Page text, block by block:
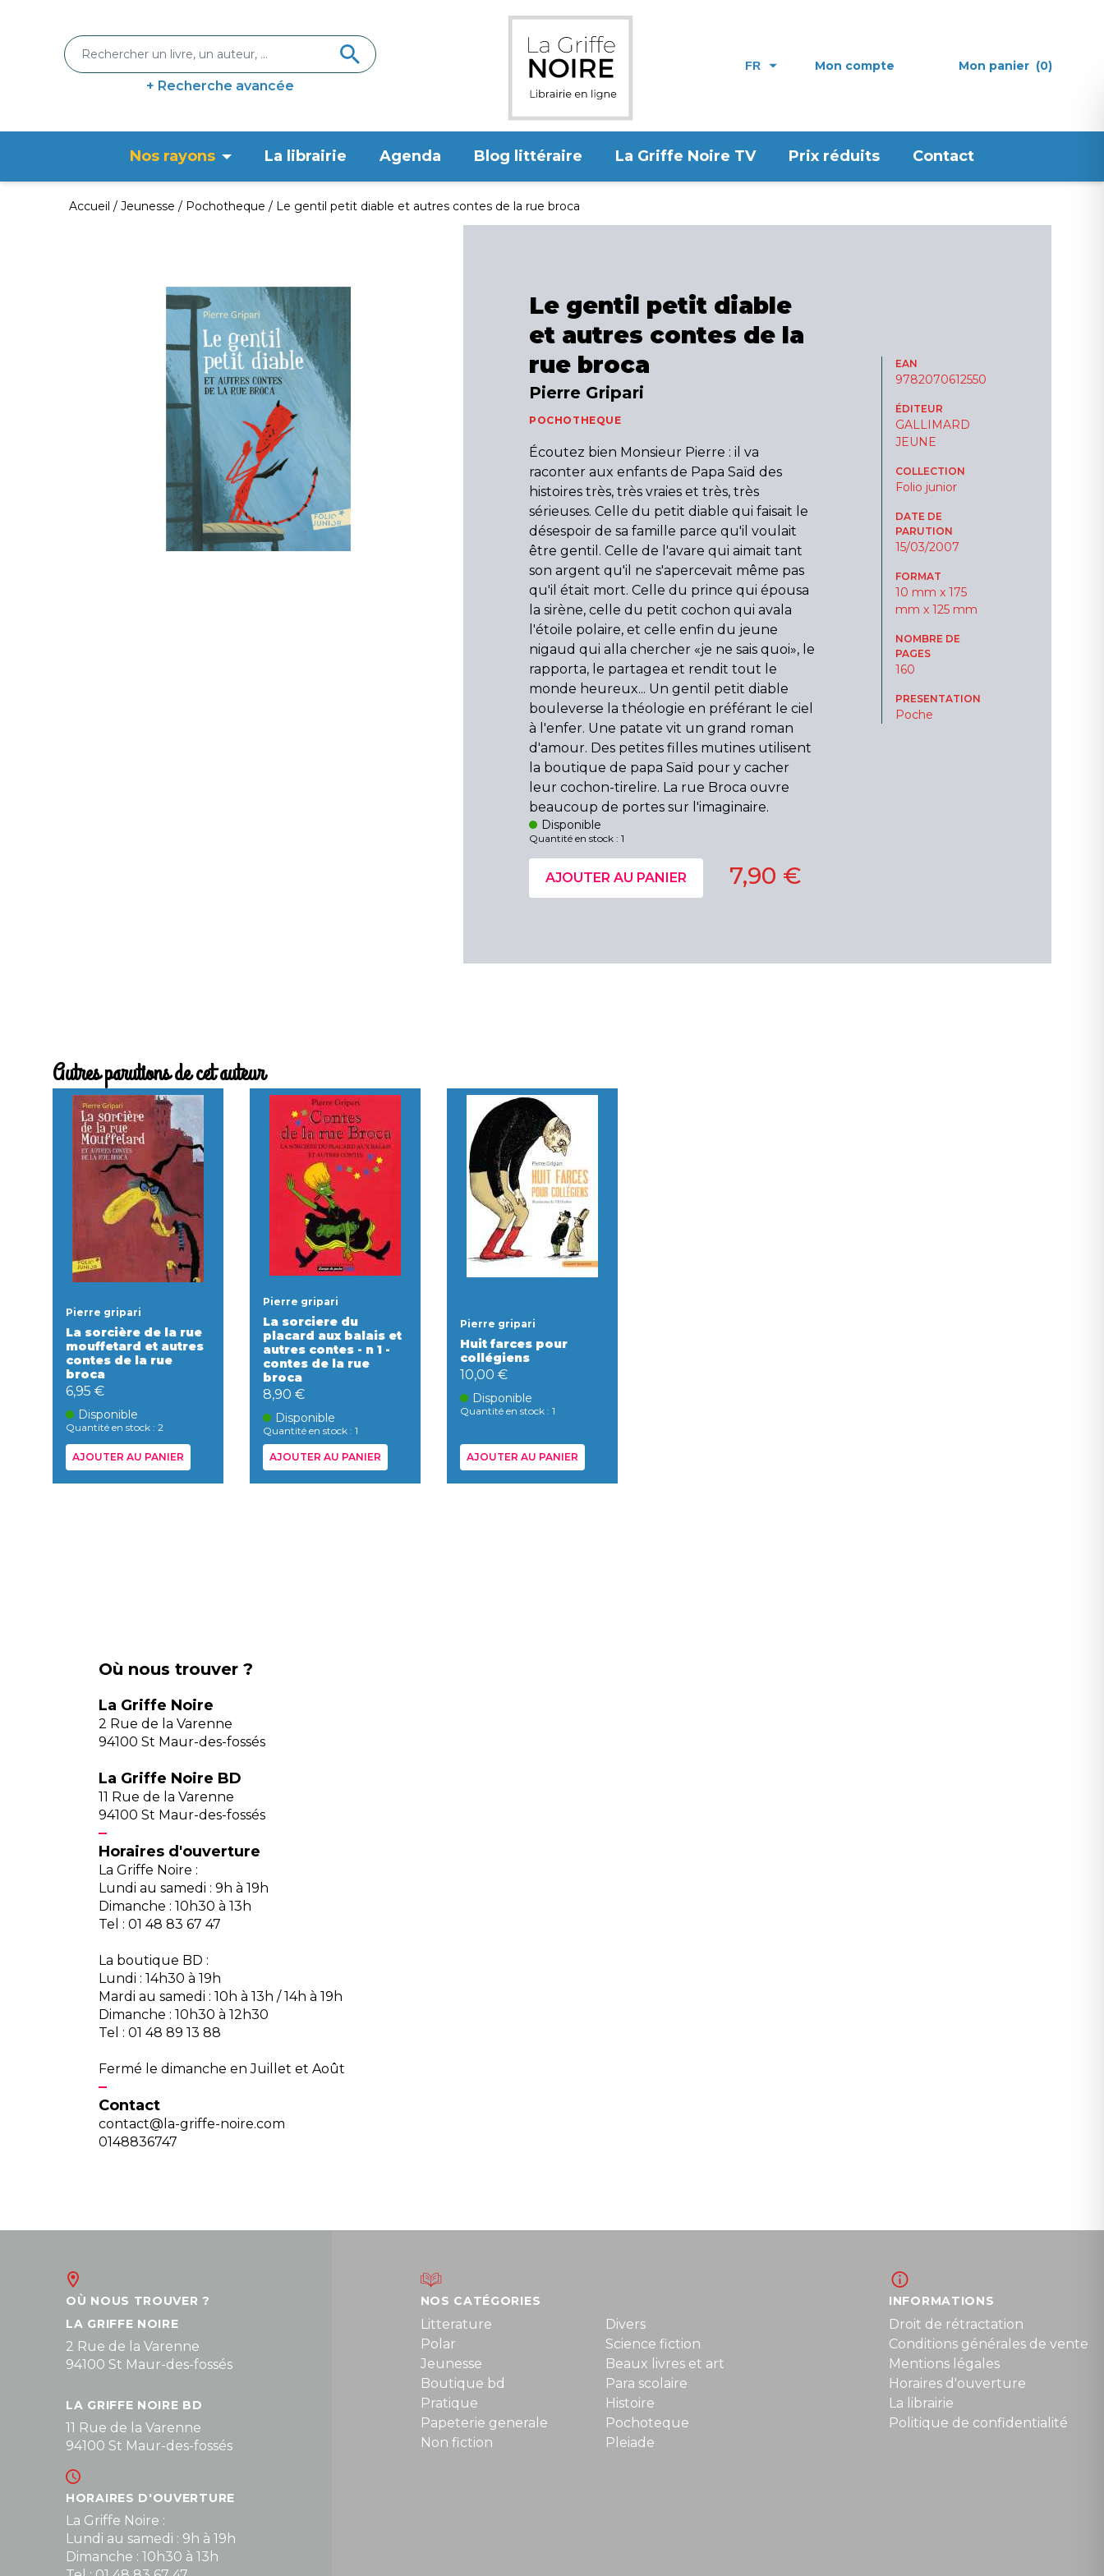
+ Recherche avancée
FR Mon compte Mon panier (0)
Nos rayons La librairie Agenda Blog littéraire La Griffe Noire TV Prix réduits Contact
Accueil Jeunesse Pochotheque Le gentil petit diable et autres contes de la rue broca
Le gentil petit diable
et autres contes de la
rue broca
Pierre Gripari
POCHOTHEQUE
Écoutez bien Monsieur Pierre : il va
raconter aux enfants de Papa Saïd des
histoires très, très vraies et très, très
sérieuses. Celle du petit diable qui faisait le
désespoir de sa famille parce qu'il voulait
être gentil. Celle de l'avare qui aimait tant
son argent qu'il ne s'apercevait même pas
qu'il était mort. Celle du prince qui épousa
la sirène, celle du petit cochon qui avala
l'étoile polaire, et celle enfin du jeune
nigaud qui alla chercher «je ne sais quoi», le
rapporta, le partagea et rendit tout le
monde heureux... Un gentil petit diable
bouleverse la théologie en préférant le ciel
à l'enfer. Une patate vit un grand roman
d'amour. Des petites filles mutines utilisent
la boutique de papa Saïd pour y cacher
leur cochon-tirelire. La rue Broca ouvre
beaucoup de portes sur l'imaginaire.
Disponible
Quantité en stock : 1
EAN
9782070612550
ÉDITEUR
GALLIMARD
JEUNE
COLLECTION
Folio junior
DATE DE
PARUTION
15/03/2007
FORMAT
10 mm x 175
mm x 125 mm
NOMBRE DE
PAGES
160
PRESENTATION
Poche
7,90 €
AJOUTER AU PANIER
Autres parutions de cet auteur
Pierre gripari
La sorcière de la rue
mouffetard et autres
contes de la rue
broca
6,95 €
Disponible
Quantité en stock : 2
AJOUTER AU PANIER
Pierre gripari
La sorciere du
placard aux balais et
autres contes - n 1 -
contes de la rue
broca
8,90 €
Disponible
Quantité en stock : 1
AJOUTER AU PANIER
Pierre gripari
Huit farces pour
collégiens
10,00 €
Disponible
Quantité en stock : 1
AJOUTER AU PANIER
Où nous trouver ?
La Griffe Noire
2 Rue de la Varenne
94100 St Maur-des-fossés
La Griffe Noire BD
11 Rue de la Varenne
94100 St Maur-des-fossés
Horaires d'ouverture
La Griffe Noire :
Lundi au samedi : 9h à 19h
Dimanche : 10h30 à 13h
Tel : 01 48 83 67 47
La boutique BD :
Lundi : 14h30 à 19h
Mardi au samedi : 10h à 13h / 14h à 19h
Dimanche : 10h30 à 12h30
Tel : 01 48 89 13 88
Fermé le dimanche en Juillet et Août
Contact
contact@la-griffe-noire.com
0148836747
OÙ NOUS TROUVER ?
LA GRIFFE NOIRE
2 Rue de la Varenne
94100 St Maur-des-fossés
LA GRIFFE NOIRE BD
11 Rue de la Varenne
94100 St Maur-des-fossés
HORAIRES D'OUVERTURE
La Griffe Noire :
Lundi au samedi : 9h à 19h
Dimanche : 10h30 à 13h
NOS CATÉGORIES
Litterature
Polar
Jeunesse
Boutique bd
Pratique
Papeterie generale
Non fiction
Divers
Science fiction
Beaux livres et art
Para scolaire
Histoire
Pochoteque
Pleiade
INFORMATIONS
Droit de rétractation
Conditions générales de vente
Mentions légales
Horaires d'ouverture
La librairie
Politique de confidentialité